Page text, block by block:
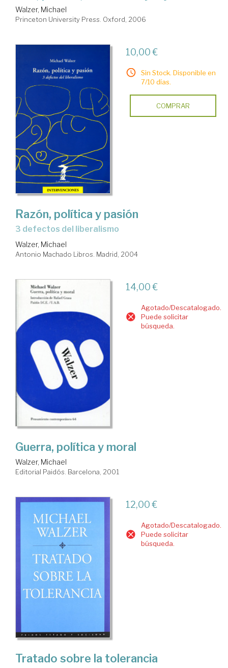
Walzer, Michael
Princeton University Press. Oxford, 2006
10,00 €
Sin Stock. Disponible en
7/10 días.
COMPRAR
Razón, política y pasión
3 defectos del liberalismo
Walzer, Michael
Antonio Machado Libros. Madrid, 2004
14,00 €
Agotado/Descatalogado.
Puede solicitar
búsqueda.
Guerra, política y moral
Walzer, Michael
Editorial Paidós. Barcelona, 2001
12,00 €
Agotado/Descatalogado.
Puede solicitar
búsqueda.
Tratado sobre la tolerancia